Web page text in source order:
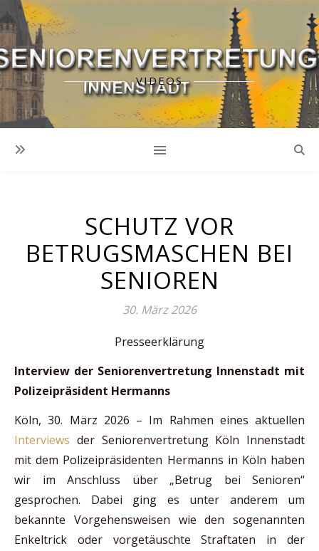
VIDEOS
SCHUTZ VOR
BETRUGSMASCHEN BEI
SENIOREN
30. März 2026
Presseerklärung
Interview der Seniorenvertretung Innenstadt mit
Polizeipräsident Hermanns
Köln, 30. März 2026 – Im Rahmen eines aktuellen
Interviews der Seniorenvertretung Köln Innenstadt
mit dem Polizeipräsidenten Hermanns in Köln haben
wir im Anschluss über „Betrug bei Senioren“
gesprochen. Dabei ging es unter anderem um
bekannte Vorgehensweisen wie den sogenannten
Enkeltrick oder vorgetäuschte Straftaten in der